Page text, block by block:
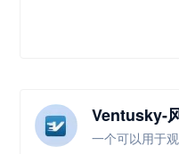
Ventusky-
一个可以用于